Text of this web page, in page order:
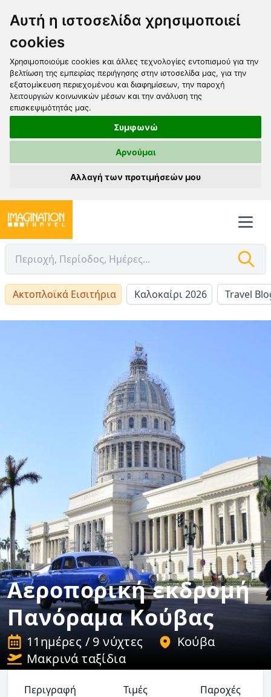
Αυτή η ιστοσελίδα χρησιμοποιεί
cookies
Χρησιμοποιούμε cookies και άλλες τεχνολογίες εντοπισμού για την
βελτίωση της εμπειρίας περιήγησης στην ιστοσελίδα μας, για την
εξατομίκευση περιεχομένου και διαφημίσεων, την παροχή
λειτουργιών κοινωνικών μέσων και την ανάλυση της
επισκεψιμότητάς μας.
Συμφωνώ
Αρνούμαι
Αλλαγή των προτιμήσεών μου
Ακτοπλοϊκά Εισιτήρια Καλοκαίρι 2026 Travel
Αεροπορική εκδρομή
Πανόραμα Κούβας
11ημέρες / 9 νύχτες
Κούβα
Μακρινά ταξίδια
Περιγραφή Τιμές Παροχές